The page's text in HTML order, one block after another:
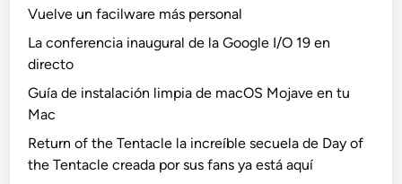
Vuelve un facilware más personal
La conferencia inaugural de la Google I/O 19 en
directo
Guía de instalación limpia de macOS Mojave en tu
Mac
Return of the Tentacle la increíble secuela de Day of
the Tentacle creada por sus fans ya está aquí